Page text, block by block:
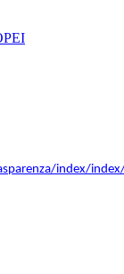
index/